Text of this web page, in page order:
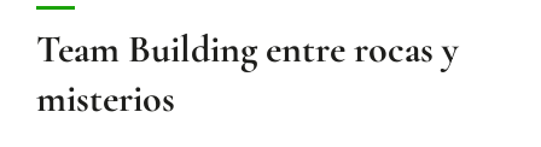
Team Building entre rocas y
misterios